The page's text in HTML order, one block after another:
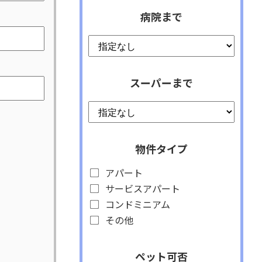
病院まで
スーパーまで
物件タイプ
アパート
サービスアパート
コンドミニアム
その他
ペット可否